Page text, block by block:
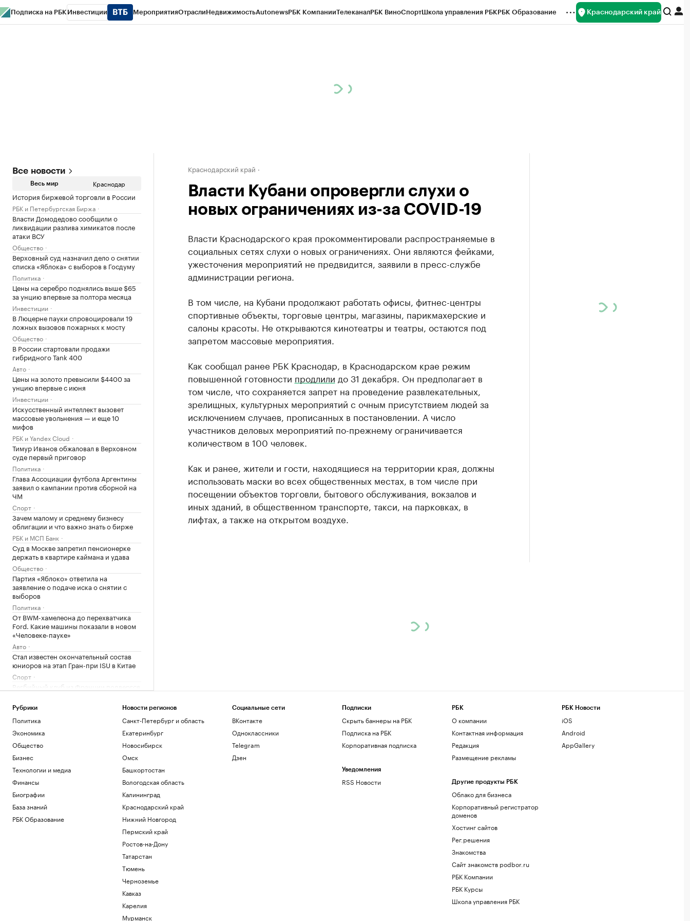
Подписка на РБК Инвестиции МероприятияОтраслиНедвижимостьAutonewsРБК КомпанииТелеканалРБК ВиноСпортШкола управления РБКРБК Образование Краснодарский край
Все новости
Весь мир Краснодар
История биржевой торговли в России
РБК и Петербургская Биржа
Власти Домодедово сообщили о
ликвидации разлива химикатов после
атаки ВСУ
Общество
Верховный суд назначил дело о снятии
списка «Яблока» с выборов в Госдуму
Политика
Цены на серебро поднялись выше $65
за унцию впервые за полтора месяца
Инвестиции
В Люцерне пауки спровоцировали 19
ложных вызовов пожарных к мосту
Общество
В России стартовали продажи
гибридного Tank 400
Авто
Цены на золото превысили $4400 за
унцию впервые с июня
Инвестиции
Искусственный интеллект вызовет
массовые увольнения — и еще 10
мифов
РБК и Yandex Cloud
Тимур Иванов обжаловал в Верховном
суде первый приговор
Политика
Глава Ассоциации футбола Аргентины
заявил о кампании против сборной на
ЧМ
Спорт
Зачем малому и среднему бизнесу
облигации и что важно знать о бирже
РБК и МСП Банк
Суд в Москве запретил пенсионерке
держать в квартире каймана и удава
Общество
Партия «Яблоко» ответила на
заявление о подаче иска о снятии с
выборов
Политика
От BWM-хамелеона до перехватчика
Ford. Какие машины показали в новом
«Человеке-пауке»
Авто
Стал известен окончательный состав
юниоров на этап Гран-при ISU в Китае
Спорт
Регбийный клуб из Франции подвергся
Спорт
Жизнь с видом на пруд или реку:
подборка жилья у набережных и
пляжей
РБК и ПИК Серия плюс
В Железногорске ввели режим ЧС из-за
Общество
«Аэрофлот» назвал дату
возобновления ежедневных рейсов в
Абу-Даби
Общество
Лидеры сборной России по гимнастике
не получили визы на ЧЕ в Хорватии
Краснодарский край
Власти Кубани опровергли слухи о
новых ограничениях из-за COVID-19
Власти Краснодарского края прокомментировали распространяемые в
социальных сетях слухи о новых ограничениях. Они являются фейками,
ужесточения мероприятий не предвидится, заявили в пресс-службе
администрации региона.
В том числе, на Кубани продолжают работать офисы, фитнес-центры
спортивные объекты, торговые центры, магазины, парикмахерские и
салоны красоты. Не открываются кинотеатры и театры, остаются под
запретом массовые мероприятия.
Как сообщал ранее РБК Краснодар, в Краснодарском крае режим
повышенной готовности продлили до 31 декабря. Он предполагает в
том числе, что сохраняется запрет на проведение развлекательных,
зрелищных, культурных мероприятий с очным присутствием людей за
исключением случаев, прописанных в постановлении. А число
участников деловых мероприятий по-прежнему ограничивается
количеством в 100 человек.
Как и ранее, жители и гости, находящиеся на территории края, должны
использовать маски во всех общественных местах, в том числе при
посещении объектов торговли, бытового обслуживания, вокзалов и
иных зданий, в общественном транспорте, такси, на парковках, в
лифтах, а также на открытом воздухе.
Рубрики
Политика
Экономика
Общество
Бизнес
Технологии и медиа
Финансы
Биографии
База знаний
РБК Образование
Новости регионов
Санкт-Петербург и область
Екатеринбург
Новосибирск
Омск
Башкортостан
Вологодская область
Калининград
Краснодарский край
Нижний Новгород
Пермский край
Ростов-на-Дону
Татарстан
Тюмень
Черноземье
Кавказ
Карелия
Мурманск
Социальные сети
ВКонтакте
Одноклассники
Telegram
Дзен
Подписки
Скрыть баннеры на РБК
Подписка на РБК
Корпоративная подписка
Уведомления
RSS Новости
РБК
О компании
Контактная информация
Редакция
Размещение рекламы
Другие продукты РБК
Облако для бизнеса
Корпоративный регистратор
доменов
Хостинг сайтов
Рег.решения
Знакомства
Сайт знакомств podbor.ru
РБК Компании
РБК Курсы
Школа управления РБК
РБК Новости
iOS
Android
AppGallery